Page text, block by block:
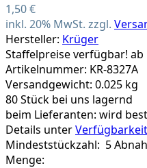
1,50 €
inkl. 20% MwSt. zzgl.
Hersteller: Krüger
Staffelpreise verfügbar! ab
Artikelnummer: KR-8327A
Versandgewicht: 0.025 kg
80 Stück bei uns lagernd
beim Lieferanten: wird
Details unterVerfügbarkeit
Mindeststückzahl: 5
Menge: